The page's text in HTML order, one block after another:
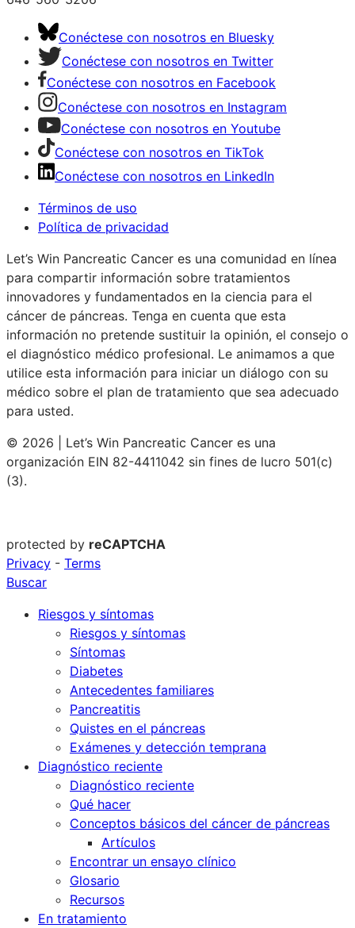
Conéctese con nosotros en Bluesky
Conéctese con nosotros en Twitter
Conéctese con nosotros en Facebook
Conéctese con nosotros en Instagram
Conéctese con nosotros en Youtube
Conéctese con nosotros en TikTok
Conéctese con nosotros en LinkedIn
Términos de uso
Política de privacidad
Let’s Win Pancreatic Cancer es una comunidad en línea
para compartir información sobre tratamientos
innovadores y fundamentados en la ciencia para el
cáncer de páncreas. Tenga en cuenta que esta
información no pretende sustituir la opinión, el consejo o
el diagnóstico médico profesional. Le animamos a que
utilice esta información para iniciar un diálogo con su
médico sobre el plan de tratamiento que sea adecuado
para usted.
© 2026 | Let’s Win Pancreatic Cancer es una
organización EIN 82-4411042 sin fines de lucro 501(c)
(3).
protected by reCAPTCHA
Privacy - Terms
Buscar
Riesgos y síntomas
Riesgos y síntomas
Síntomas
Diabetes
Antecedentes familiares
Pancreatitis
Quistes en el páncreas
Exámenes y detección temprana
Diagnóstico reciente
Diagnóstico reciente
Qué hacer
Conceptos básicos del cáncer de páncreas
Artículos
Encontrar un ensayo clínico
Glosario
Recursos
En tratamiento